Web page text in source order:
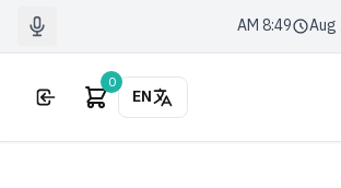
8:49 AM
EN
0